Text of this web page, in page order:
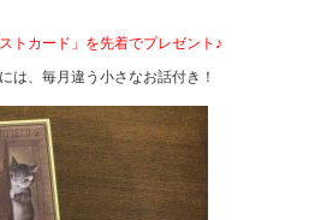
トカード」を先着でプレゼント♪
は、毎月違う小さなお話付き！